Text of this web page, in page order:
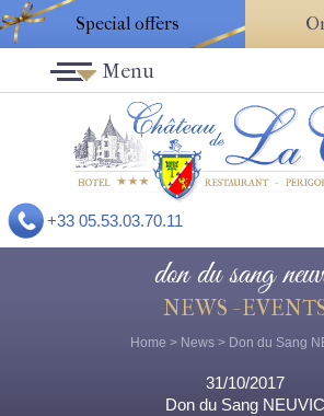
Special offers
+33 05.53.03.70.11
Menu
don du sang
NEWS -
Home > News> Don du Sang
31/10/2017
Don du Sang NEUVIC